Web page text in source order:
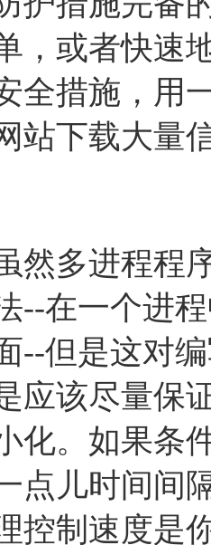
，或者快速
全措施，用
站下载大量
然多进程程
--在一个进
--但是这对
应该尽量保
化。如果条
点儿时间间
制速度是